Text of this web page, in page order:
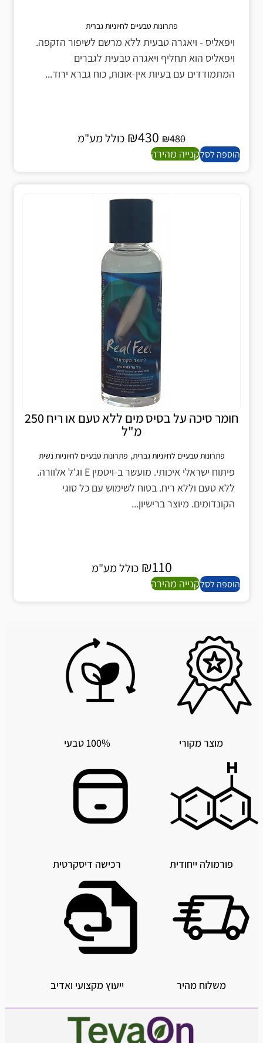
פתרונות טבעיים לחיוניות גברית
ויפאליס - ויאגרה טבעית ללא מרשם לשיפור הזקפה.
ויפאליס הוא תחליף ויאגרה טבעית לגברים
המתמודדים עם בעיות אין-אונות, כוח גברא ירוד...
₪480
₪430 כולל מע"מ
הוספה לסלקנייה מהירה
חומר סיכה על בסיס מים ללא טעם או ריח 250
מ"ל
פתרונות טבעיים לחיוניות גברית, פתרונות טבעיים לחיוניות נשית
פיתוח ישראלי איכותי. מועשר ב-ויטמין E וג'ל אלוורה.
ללא טעם וללא ריח. בטוח לשימוש עם כל סוגי
הקונדומים. מיוצר ברישיון...
₪110 כולל מע"מ
הוספה לסלקנייה מהירה
מוצר מקורי 100% טבעי
פורמולה ייחודית רכישה דיסקרטית
משלוח מהיר ייעוץ מקצועי ואדיב